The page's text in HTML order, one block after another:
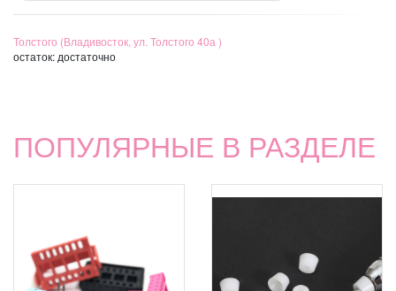
Толстого (Владивосток, ул. Толстого 40а )
остаток: достаточно
ПОПУЛЯРНЫЕ В РАЗДЕЛЕ